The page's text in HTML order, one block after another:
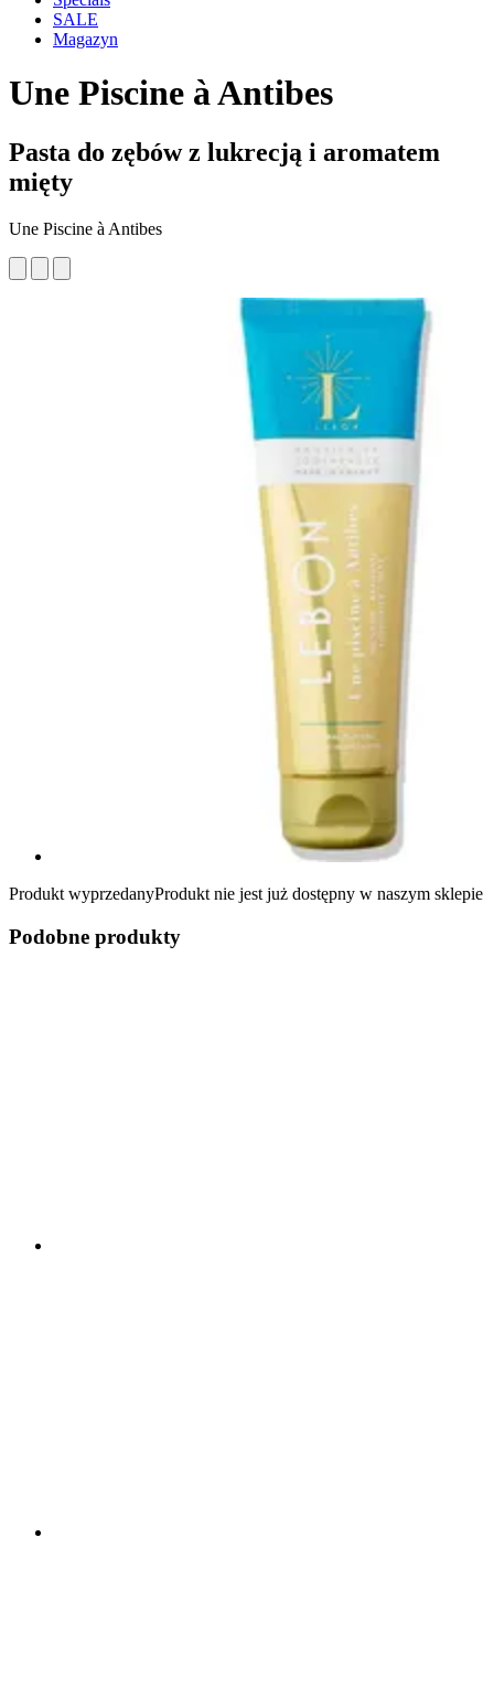
SALE
Magazyn
Une Piscine à Antibes
Pasta do zębów z lukrecją i aromatem
mięty
Une Piscine à Antibes
Produkt wyprzedanyProdukt nie jest już dostępny w naszym sklepie
Podobne produkty